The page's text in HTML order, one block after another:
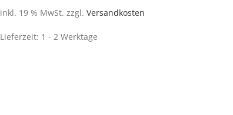
inkl. 19 % MwSt. zzgl. Versandkosten
Lieferzeit: 1 - 2 Werktage